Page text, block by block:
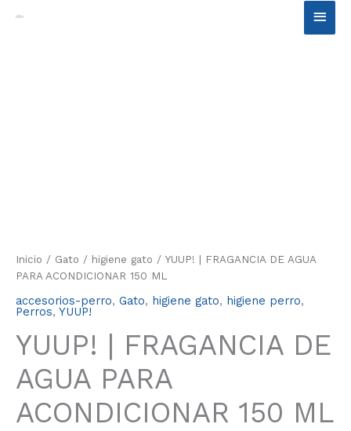
Inicio / Gato / higiene gato / YUUP! | FRAGANCIA DE AGUA
PARA ACONDICIONAR 150 ML
accesorios-perro, Gato, higiene gato, higiene perro,
Perros, YUUP!
YUUP! | FRAGANCIA DE
AGUA PARA
ACONDICIONAR 150 ML